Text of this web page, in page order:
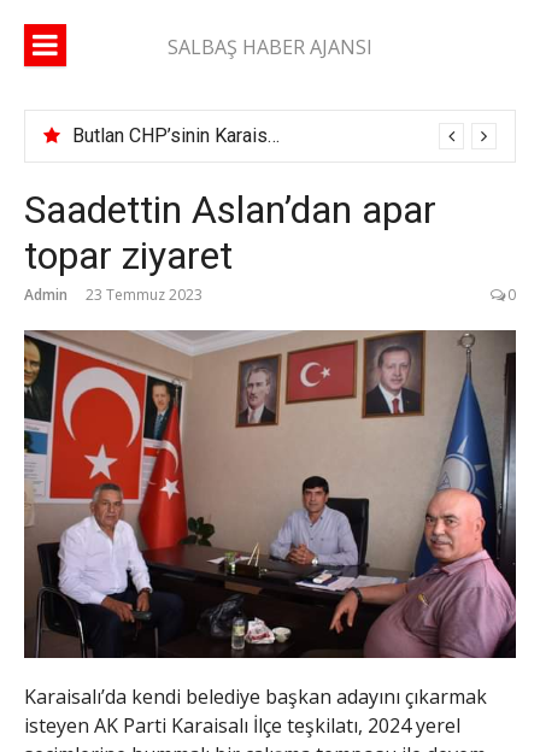
SALBAŞ HABER AJANSI
Butlan CHP’sinin Karaisalı İlçe Başkanı belli oldu
Saadettin Aslan’dan apar
topar ziyaret
Admin 23 Temmuz 2023 0
Karaisalı’da kendi belediye başkan adayını çıkarmak
isteyen AK Parti Karaisalı İlçe teşkilatı, 2024 yerel